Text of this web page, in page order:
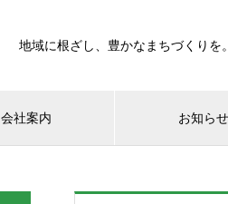
地域に根ざし、豊かなまちづくりを。
会社案内 お知らせ